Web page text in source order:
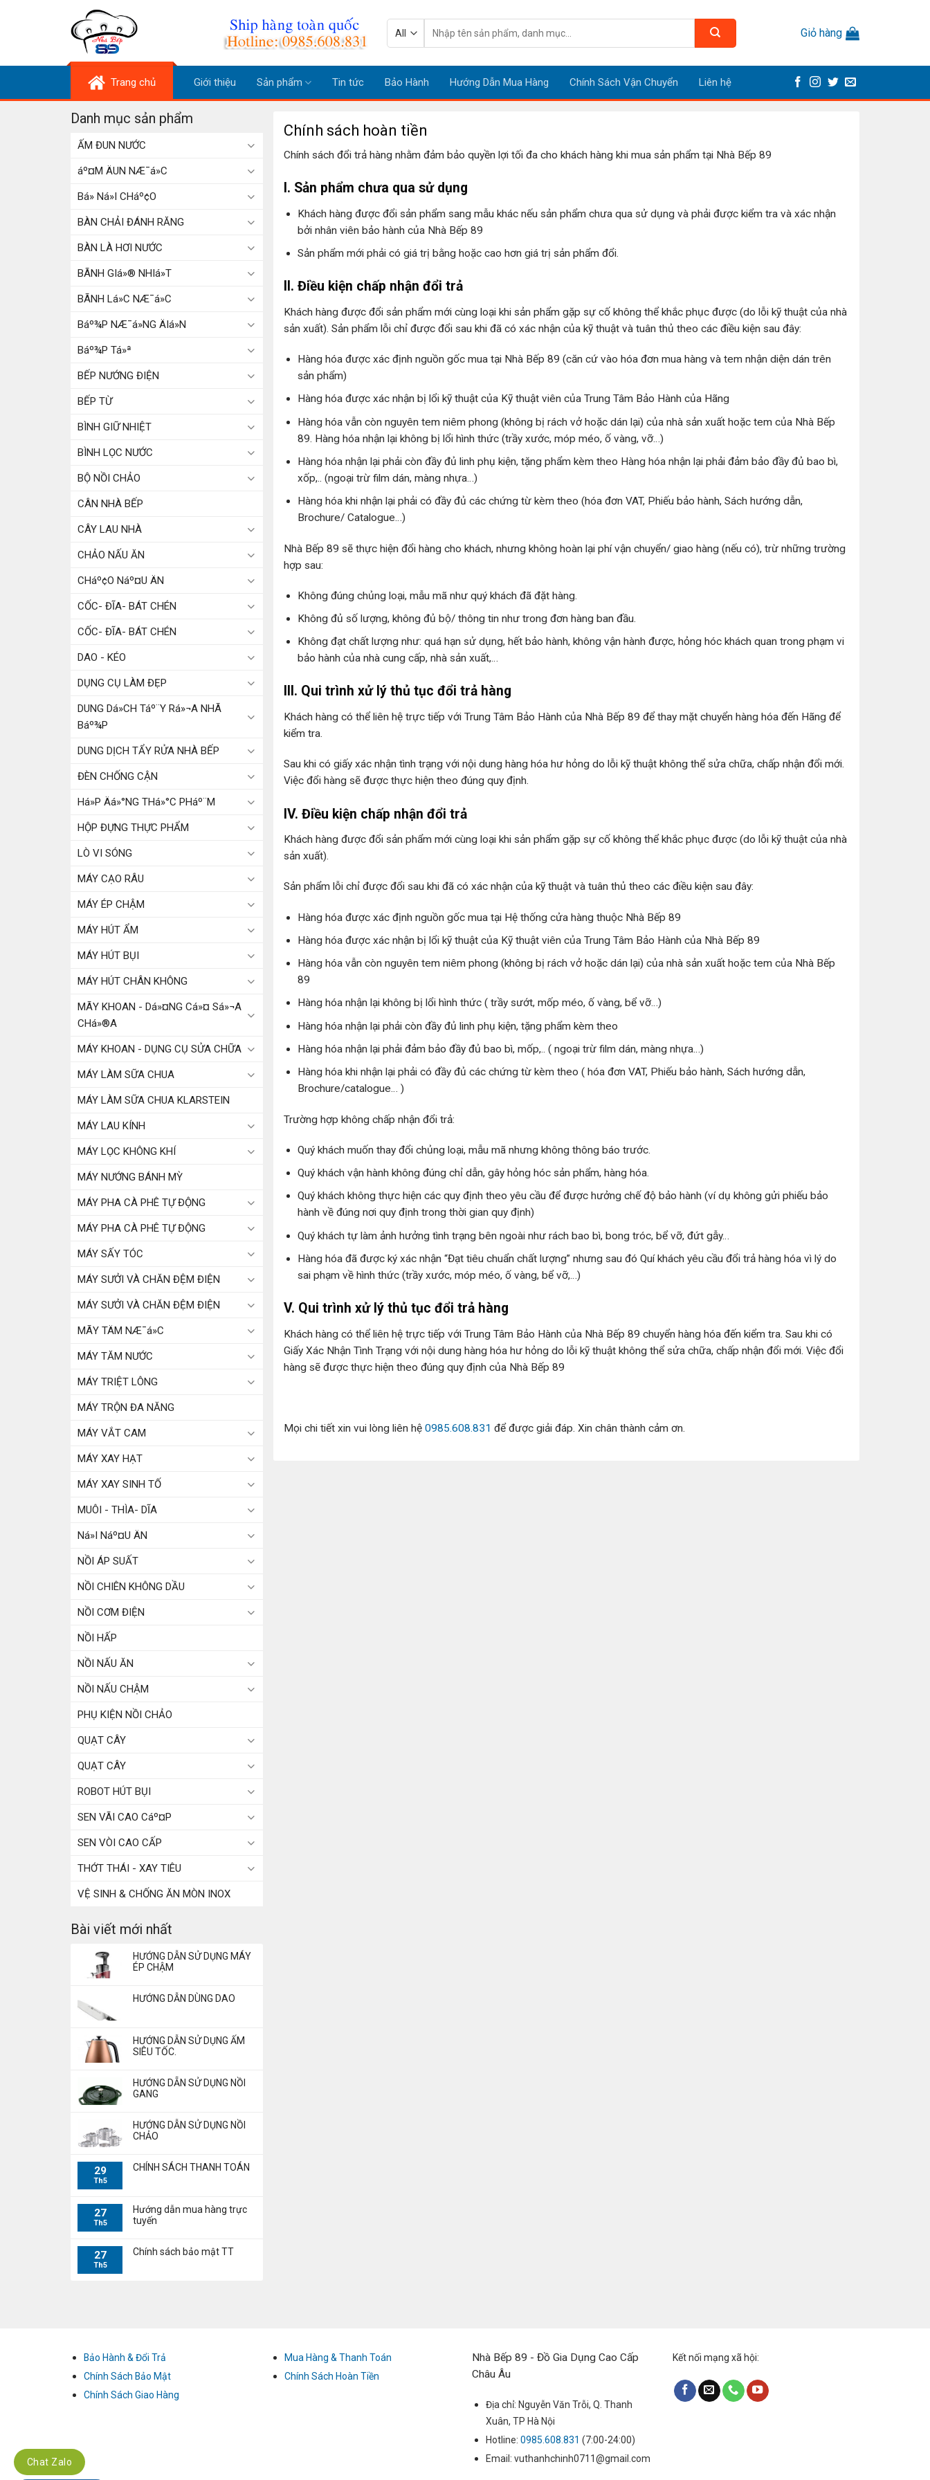
kiếm:
Giỏ hàng
Trang chủ Giới thiệu Sản phẩm Tin tức Bảo Hành Hướng Dẫn Mua Hàng Chính Sách Vận Chuyển Liên hệ
Chính sách hoàn tiền
Chính sách đổi trả hàng nhằm đảm bảo quyền lợi tối đa cho khách hàng khi mua sản phẩm tại Nhà Bếp 89
I. Sản phẩm chưa qua sử dụng
Khách hàng được đổi sản phẩm sang mẫu khác nếu sản phẩm chưa qua sử dụng và phải được kiểm tra và xác nhận
bởi nhân viên bảo hành của Nhà Bếp 89
Sản phẩm mới phải có giá trị bằng hoặc cao hơn giá trị sản phẩm đổi.
II. Điều kiện chấp nhận đổi trả
Khách hàng được đổi sản phẩm mới cùng loại khi sản phẩm gặp sự cố không thể khắc phục được (do lỗi kỹ thuật của nhà
sản xuất). Sản phẩm lỗi chỉ được đổi sau khi đã có xác nhận của kỹ thuật và tuân thủ theo các điều kiện sau đây:
Hàng hóa được xác định nguồn gốc mua tại Nhà Bếp 89 (căn cứ vào hóa đơn mua hàng và tem nhận diện dán trên
sản phẩm)
Hàng hóa được xác nhận bị lổi kỹ thuật của Kỹ thuật viên của Trung Tâm Bảo Hành của Hãng
Hàng hóa vẫn còn nguyên tem niêm phong (không bị rách vở hoặc dán lại) của nhà sản xuất hoặc tem của Nhà Bếp
89. Hàng hóa nhận lại không bị lổi hình thức (trầy xước, móp méo, ố vàng, vỡ…)
Hàng hóa nhận lại phải còn đầy đủ linh phụ kiện, tặng phẩm kèm theo Hàng hóa nhận lại phải đảm bảo đầy đủ bao bì,
xốp,.. (ngoại trừ film dán, màng nhựa…)
Hàng hóa khi nhận lại phải có đầy đủ các chứng từ kèm theo (hóa đơn VAT, Phiếu bảo hành, Sách hướng dẫn,
Brochure/ Catalogue…)
Nhà Bếp 89 sẽ thực hiện đổi hàng cho khách, nhưng không hoàn lại phí vận chuyển/ giao hàng (nếu có), trừ những trường
hợp sau:
Không đúng chủng loại, mẫu mã như quý khách đã đặt hàng.
Không đủ số lượng, không đủ bộ/ thông tin như trong đơn hàng ban đầu.
Không đạt chất lượng như: quá hạn sử dụng, hết bảo hành, không vận hành được, hỏng hóc khách quan trong phạm vi
bảo hành của nhà cung cấp, nhà sản xuất,…
III. Qui trình xử lý thủ tục đổi trả hàng
Khách hàng có thể liên hệ trực tiếp với Trung Tâm Bảo Hành của Nhà Bếp 89 để thay mặt chuyển hàng hóa đến Hãng để
kiểm tra.
Sau khi có giấy xác nhận tình trạng với nội dung hàng hóa hư hỏng do lỗi kỹ thuật không thể sửa chữa, chấp nhận đổi mới.
Việc đổi hàng sẽ được thực hiện theo đúng quy định.
IV. Điều kiện chấp nhận đổi trả
Khách hàng được đổi sản phẩm mới cùng loại khi sản phẩm gặp sự cố không thể khắc phục được (do lỗi kỹ thuật của nhà
sản xuất).
Sản phẩm lỗi chỉ được đổi sau khi đã có xác nhận của kỹ thuật và tuân thủ theo các điều kiện sau đây:
Hàng hóa được xác định nguồn gốc mua tại Hệ thống cửa hàng thuộc Nhà Bếp 89
Hàng hóa được xác nhận bị lổi kỹ thuật của Kỹ thuật viên của Trung Tâm Bảo Hành của Nhà Bếp 89
Hàng hóa vẫn còn nguyên tem niêm phong (không bị rách vở hoặc dán lại) của nhà sản xuất hoặc tem của Nhà Bếp
89
Hàng hóa nhận lại không bị lổi hình thức ( trầy sướt, mốp méo, ố vàng, bể vỡ…)
Hàng hóa nhận lại phải còn đầy đủ linh phụ kiện, tặng phẩm kèm theo
Hàng hóa nhận lại phải đảm bảo đầy đủ bao bì, mốp,.. ( ngoại trừ film dán, màng nhựa…)
Hàng hóa khi nhận lại phải có đầy đủ các chứng từ kèm theo ( hóa đơn VAT, Phiếu bảo hành, Sách hướng dẫn,
Brochure/catalogue… )
Trường hợp không chấp nhận đổi trả:
Quý khách muốn thay đổi chủng loại, mẫu mã nhưng không thông báo trước.
Quý khách vận hành không đúng chỉ dẫn, gây hỏng hóc sản phẩm, hàng hóa.
Quý khách không thực hiện các quy định theo yêu cầu để được hưởng chế độ bảo hành (ví dụ không gửi phiếu bảo
hành về đúng nơi quy định trong thời gian quy định)
Quý khách tự làm ảnh hưởng tình trạng bên ngoài như rách bao bì, bong tróc, bể vỡ, đứt gẫy…
Hàng hóa đã được ký xác nhận “Đạt tiêu chuẩn chất lượng” nhưng sau đó Quí khách yêu cầu đổi trả hàng hóa vì lý do
sai phạm về hình thức (trầy xước, móp méo, ố vàng, bể vỡ,…)
V. Qui trình xử lý thủ tục đổi trả hàng
Khách hàng có thể liên hệ trực tiếp với Trung Tâm Bảo Hành của Nhà Bếp 89 chuyển hàng hóa đến kiểm tra. Sau khi có
Giấy Xác Nhận Tình Trạng với nội dung hàng hóa hư hỏng do lỗi kỹ thuật không thể sửa chữa, chấp nhận đổi mới. Việc đổi
hàng sẽ được thực hiện theo đúng quy định của Nhà Bếp 89
Mọi chi tiết xin vui lòng liên hệ 0985.608.831 để được giải đáp. Xin chân thành cảm ơn.
Danh mục sản phẩm
ẤM ĐUN NƯỚC
áº¤M ÄUN NÆ¯á»C
Bá» Ná»I CHáº¢O
BÀN CHẢI ĐÁNH RĂNG
BÀN LÀ HƠI NƯỚC
BÃNH GIá»® NHIá»T
BÃNH Lá»C NÆ¯á»C
Báº¾P NÆ¯á»NG ÄIá»N
Báº¾P Tá»ª
BẾP NƯỚNG ĐIỆN
BẾP TỪ
BÌNH GIỮ NHIỆT
BÌNH LỌC NƯỚC
BỘ NỒI CHẢO
CÂN NHÀ BẾP
CÂY LAU NHÀ
CHẢO NẤU ĂN
CHáº¢O Náº¤U ÄN
CỐC- ĐĨA- BÁT CHÉN
CỐC- ĐĨA- BÁT CHÉN
DAO - KÉO
DỤNG CỤ LÀM ĐẸP
DUNG Dá»CH Táº¨Y Rá»¬A NHÃ
Báº¾P
DUNG DỊCH TẨY RỬA NHÀ BẾP
ĐÈN CHỐNG CẬN
Há»P Äá»°NG THá»°C PHáº¨M
HỘP ĐỰNG THỰC PHẨM
LÒ VI SÓNG
MÁY CẠO RÂU
MÁY ÉP CHẬM
MÁY HÚT ẨM
MÁY HÚT BỤI
MÁY HÚT CHÂN KHÔNG
MÃY KHOAN - Dá»¤NG Cá»¤ Sá»¬A
CHá»®A
MÁY KHOAN - DỤNG CỤ SỬA CHỮA
MÁY LÀM SỮA CHUA
MÁY LÀM SỮA CHUA KLARSTEIN
MÁY LAU KÍNH
MÁY LỌC KHÔNG KHÍ
MÁY NƯỚNG BÁNH MỲ
MÁY PHA CÀ PHÊ TỰ ĐỘNG
MÁY PHA CÀ PHÊ TỰ ĐỘNG
MÁY SẤY TÓC
MÁY SƯỞI VÀ CHĂN ĐỆM ĐIỆN
MÁY SƯỞI VÀ CHĂN ĐỆM ĐIỆN
MÃY TÄM NÆ¯á»C
MÁY TĂM NƯỚC
MÁY TRIỆT LÔNG
MÁY TRỘN ĐA NĂNG
MÁY VẮT CAM
MÁY XAY HẠT
MÁY XAY SINH TỐ
MUÔI - THÌA- DĨA
Ná»I Náº¤U ÄN
NỒI ÁP SUẤT
NỒI CHIÊN KHÔNG DẦU
NỒI CƠM ĐIỆN
NỒI HẤP
NỒI NẤU ĂN
NỒI NẤU CHẬM
PHỤ KIỆN NỒI CHẢO
QUẠT CÂY
QUẠT CÂY
ROBOT HÚT BỤI
SEN VÃI CAO Cáº¤P
SEN VÒI CAO CẤP
THỚT THÁI - XAY TIÊU
VỆ SINH & CHỐNG ĂN MÒN INOX
Bài viết mới nhất
HƯỚNG DẪN SỬ DỤNG MÁY
ÉP CHẬM
HƯỚNG DẪN DÙNG DAO
HƯỚNG DẪN SỬ DỤNG ẤM
SIÊU TỐC.
HƯỚNG DẴN SỬ DỤNG NỒI
GANG
HƯỚNG DẪN SỬ DỤNG NỒI
CHẢO
29
Th5
CHÍNH SÁCH THANH TOÁN
27
Th5
Hướng dẫn mua hàng trực
tuyến
27
Th5
Chính sách bảo mật TT
Bảo Hành & Đổi Trả
Chính Sách Bảo Mật
Chính Sách Giao Hàng
Mua Hàng & Thanh Toán
Chính Sách Hoàn Tiền
Nhà Bếp 89 - Đồ Gia Dụng Cao Cấp
Châu Âu
Địa chỉ: Nguyễn Văn Trỗi, Q. Thanh
Xuân, TP Hà Nội
Hotline: 0985.608.831 (7:00-24:00)
Email: vuthanhchinh0711@gmail.com
Kết nối mạng xã hội:
Chat Zalo